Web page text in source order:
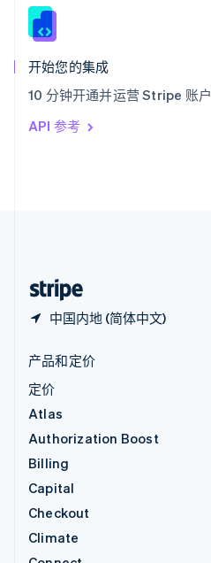
开始您的集成
10 分钟开通并运营 Stripe 账户
API 参考
中国内地 (简体中文)
新西兰
匈牙利
English
ItalianoEnglish
印度
English
产品和定价
定价
Atlas
Authorization Boost
Billing
Capital
Checkout
Climate